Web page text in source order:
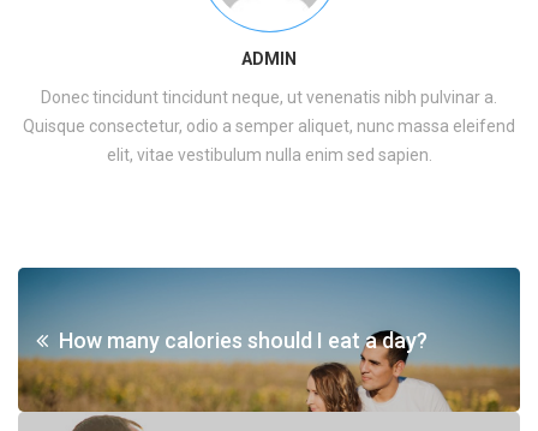
ADMIN
Donec tincidunt tincidunt neque, ut venenatis nibh pulvinar a.
Quisque consectetur, odio a semper aliquet, nunc massa eleifend
elit, vitae vestibulum nulla enim sed sapien.
How many calories should I eat a day?